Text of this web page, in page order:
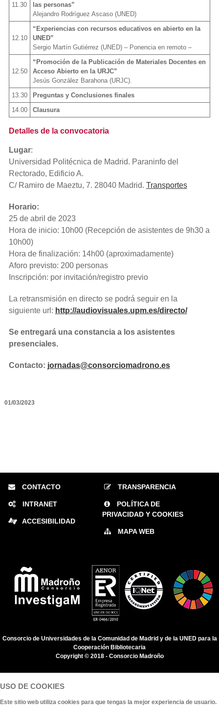
11.30
las personas”
Alejandro Rodríguez Ascaso (UNED)
12.10
“Experiencias con recursos educativos en abierto en la
UNED”
Sergio Martín Gutiérrez (UNED) – Ponencia en remoto –
12.50
“Promoción de la Publicación de Materiales Docentes en
Acceso Abierto en la URJC”
Jesús González Barahona (URJC).
13.30
Preguntas y Conclusiones finales
14.00
Clausura
Detalles de la convocatoria
Lugar:
Universidad Politécnica de Madrid. Paraninfo del
Rectorado, Edificio A.
C/ Ramiro de Maeztu, 7. 28040 Madrid. Transportes
Horario:
25 de abril de 2023
Hora de inicio: 10h00 (Recepción de asistentes de 9h30 a
10h00)
Hora de finalización: 14h00 (aproximadamente)
Aforo previsto: 200 personas
Inscripción: por invitación/registro previo
La retransmisión en directo se podrá seguir en la
siguiente url: http://audiovisuales.upm.es/directo/
Se entregará una constancia a los asistentes
presenciales.
Contacto: jornadas@consorciomadrono.es
01/03/2023
CONTACTO
INTRANET
ACCESIBILIDAD
TRANSPARENCIA
POLÍTICA DE
PRIVACIDAD Y COOKIES
MAPA WEB
Consorcio de Universidades de la Comunidad de Madrid y de la UNED para la
Cooperación Bibliotecaria
Copyright © 2018 - Consorcio Madroño
USO DE COOKIES
Este sitio web utiliza cookies para que tengas la mejor experiencia de usuario.